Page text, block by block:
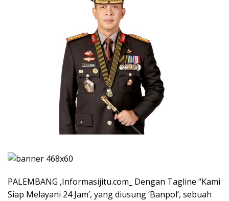
PALEMBANG ,Informasijitu.com_ Dengan Tagline “Kami
Siap Melayani 24 Jam’, yang diusung ‘Banpol’, sebuah